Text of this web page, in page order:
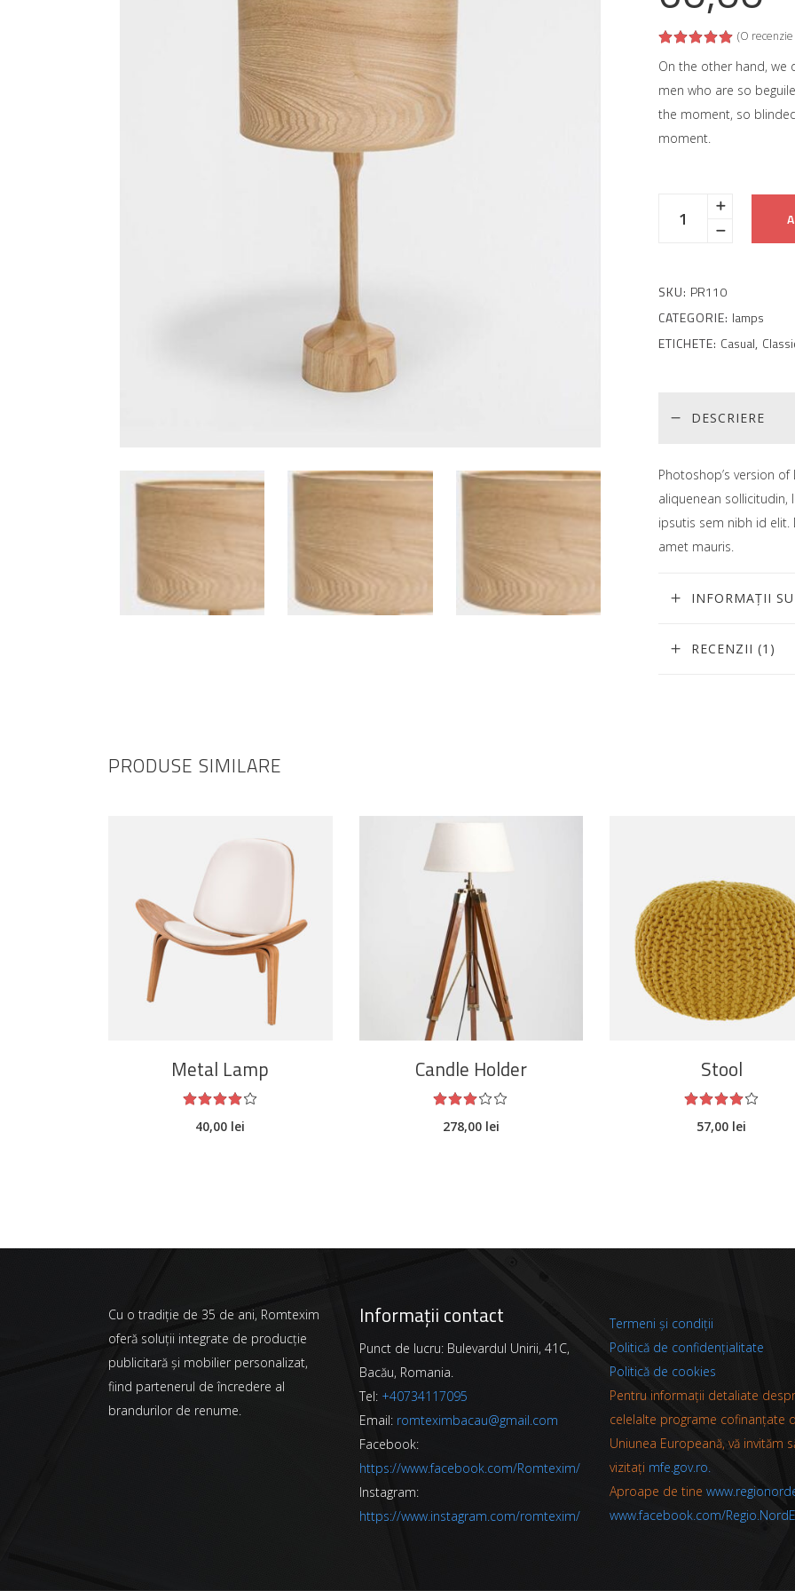
5.00
pe
baza
unei
singure
(O
On the other hand, we
men who are so
the moment, so
moment.
SKU: PR110
CATEGORIE: lamps
ETICHETE: Casual,
DESCRIERE
Photoshop’s version
aliquenean
ipsutis sem nibh id
amet mauris.
INFORMAȚII
RECENZII (1)
PRODUSE SIMILARE
ADAUGĂ ÎN COȘ
Metal Lamp
4.00
40,00 lei
ADAUGĂ ÎN COȘ
Candle Holder
3.00
278,00 lei
ADAUGĂ ÎN COȘ
Stool
4.00
57,00 lei
Cu o tradiție de 35 de ani, Romtexim
oferă soluții integrate de producție
publicitară și mobilier personalizat,
fiind partenerul de încredere al
brandurilor de renume.
Informații contact
Punct de lucru: Bulevardul Unirii, 41C,
Bacău, Romania.
Tel: +40734117095
Email: romteximbacau@gmail.com
Facebook:
https://www.facebook.com/Romtexim/
Instagram:
https://www.instagram.com/romtexim/
Termeni și condiții
Politică de confidențialitate
Politică de cookies
Pentru informații detaliate
celelalte programe cofinanțate
Uniunea Europeană, vă invităm
vizitați mfe.gov.ro.
Aproape de tine
www.facebook.com/